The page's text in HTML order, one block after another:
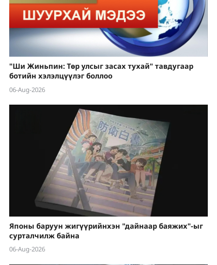
"Ши Жиньпин: Төр улсыг засах тухай" тавдугаар
ботийн хэлэлцүүлэг боллоо
06-Aug-2026
Японы баруун жигүүрийнхэн "дайнаар баяжих"-ыг
сурталчилж байна
06-Aug-2026